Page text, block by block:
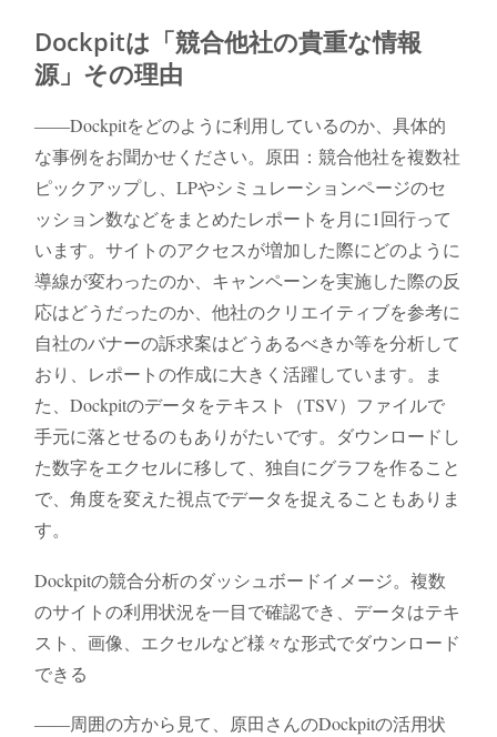
Dockpitは「競合他社の貴重な情報
源」その理由
――Dockpitをどのように利用しているのか、具体的
な事例をお聞かせください。原田：競合他社を​​複数社
ピックアップし、LPやシミュレーションページのセ
ッション数などをまとめたレポートを月に1回行って
います。サイトのアクセスが増加した際にどのように
導線が変わったのか、キャンペーンを実施した際の反
応はどうだったのか、他社のクリエイティブを参考に
自社のバナーの訴求案はどうあるべきか等を分析して
おり、レポートの作成に大きく活躍しています。ま
た、Dockpitのデータをテキスト（TSV）ファイルで
手元に落とせるのもありがたいです。ダウンロードし
た数字をエクセルに移して、独自にグラフを作ること
で、角度を変えた視点でデータを捉えることもありま
す。
Dockpitの競合分析のダッシュボードイメージ。複数
のサイトの利用状況を一目で確認でき、データはテキ
スト、画像、エクセルなど様々な形式でダウンロード
できる
――周囲の方から見て、原田さんのDockpitの活用状